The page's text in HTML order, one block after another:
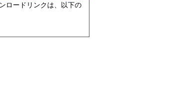
ロードリンクは、以下の